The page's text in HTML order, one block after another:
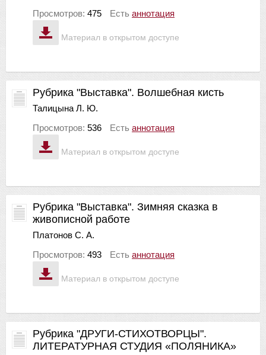
Материал в открытом доступе
Просмотров: 475 Есть аннотация
Материал в открытом доступе
Рубрика "Выставка". Волшебная кисть
Талицына Л. Ю.
Просмотров: 536 Есть аннотация
Материал в открытом доступе
Рубрика "Выставка". Зимняя сказка в
живописной работе
Платонов С. А.
Просмотров: 493 Есть аннотация
Рубрика "ДРУГИ-СТИХОТВОРЦЫ".
ЛИТЕРАТУРНАЯ СТУДИЯ «ПОЛЯНИКА»